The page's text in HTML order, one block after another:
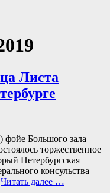
Листа
фойе Большого зала
торжественное
Петербургская
консульства
Читать далее …